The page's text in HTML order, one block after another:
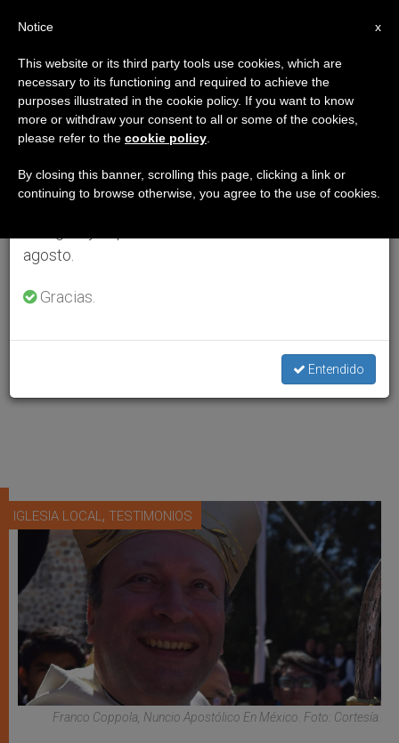
IGLESIA LOCAL, TESTIMONIOS
Franco Coppola, Nuncio Apostólico En México. Foto: Cortesía.
×
Aviso importante
Del 27 de julio al 7 de agosto haremos la pausa
anual, aprovechando que en el periodo de verano
se generan menos informaciones y también el
agosto.
Gracias.
Entendido
x
Notice
This website or its third party tools use cookies, which are
necessary to its functioning and required to achieve the
purposes illustrated in the cookie policy. If you want to know
more or withdraw your consent to all or some of the cookies,
please refer to the cookie policy
By closing this banner, scrolling this page, clicking a link or
continuing to browse otherwise, you agree to the use of cookies.